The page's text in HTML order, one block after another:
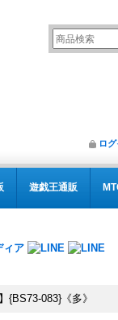
ロ
遊戯王通販
083}《多》